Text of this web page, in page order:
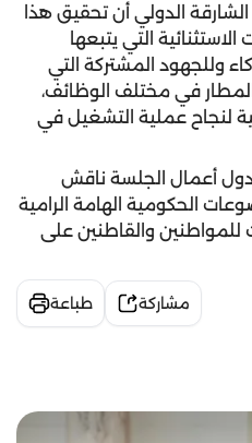
الدولي أن تحقيق هذا
الاستثنائية التي يتبعها
وللجهود المشتركة التي
في مختلف الوظائف،
لنجاح عملية التشغيل في
أعمال الجلسة ناقش
الحكومية الهامة الرامية
للمواطنين والقاطنين على
مشاركة طباعة